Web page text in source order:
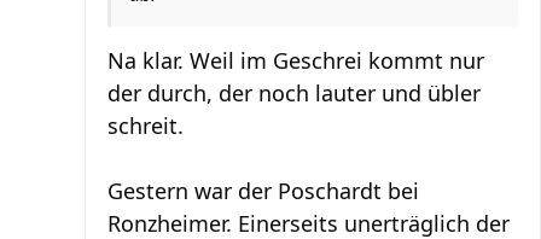
Na klar. Weil im Geschrei kommt nur
der durch, der noch lauter und übler
schreit.
Gestern war der Poschardt bei
Ronzheimer. Einerseits unerträglich der